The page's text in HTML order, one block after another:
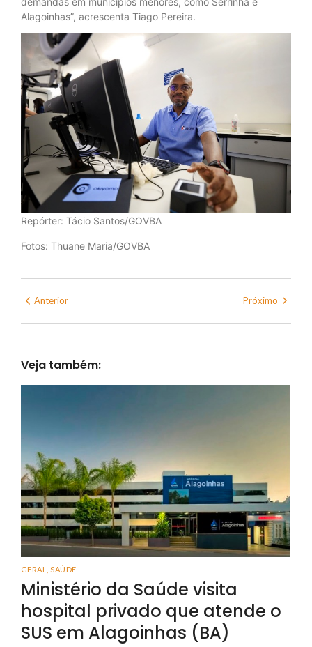
Alagoinhas”, acrescenta Tiago Pereira.
Repórter: Tácio Santos/GOVBA
Fotos: Thuane Maria/GOVBA
Anterior Próximo
Veja também:
GERAL SAÚDE
Ministério da Saúde visita
hospital privado que atende o
SUS em Alagoinhas (BA)